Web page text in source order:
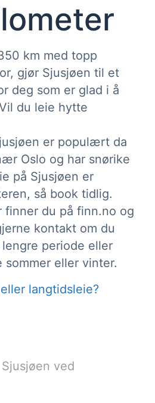
km med topp
gjør Sjusjøen til et
deg som er glad i å
du leie hytte
er populært da
Oslo og har snørike
på Sjusjøen er
så book tidlig.
finner du på finn.no og
kontakt om du
periode eller
sommer eller vinter.
langtidsleie?